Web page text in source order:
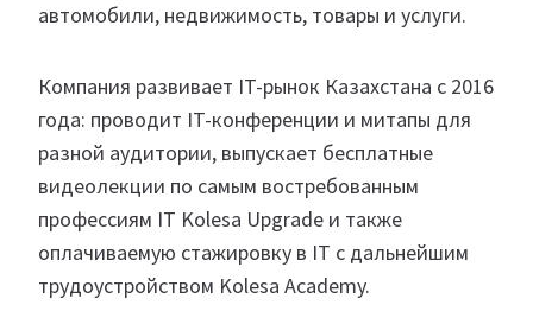
автомобили, недвижимость, товары и услуги.
Компания развивает IT-рынок Казахстана с 2016
года: проводит IT-конференции и митапы для
разной аудитории, выпускает бесплатные
видеолекции по самым востребованным
профессиям IT Kolesa Upgrade и также
оплачиваемую стажировку в IT с дальнейшим
трудоустройством Kolesa Academy.